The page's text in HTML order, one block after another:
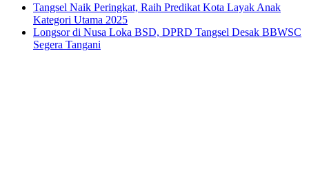
Tangsel Naik Peringkat, Raih Predikat Kota Layak Anak
Kategori Utama 2025
Longsor di Nusa Loka BSD, DPRD Tangsel Desak BBWSC
Segera Tangani